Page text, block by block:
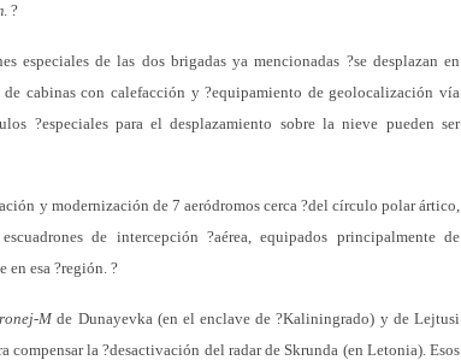
. ?
especiales de las dos brigadas ya mencionadas ?se desplazan en
cabinas con calefacción y ?equipamiento de geolocalización vía
?especiales para el desplazamiento sobre la nieve pueden ser
y modernización de 7 aeródromos cerca ?del círculo polar ártico,
de intercepción ?aérea, equipados principalmente de
en esa ?región. ?
Mde Dunayevka (en el enclave de ?Kaliningrado) y de Lejtusi
compensar la ?desactivación del radar de Skrunda (en Letonia). Esos